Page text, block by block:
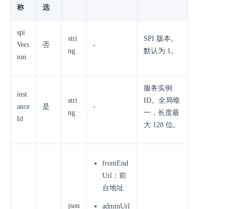
称
选
spi
Vers
ion
否
stri
ng
-
SPI 版本。
默认为 1。
inst
ance
Id
是
stri
ng
-
服务实例
ID。全局唯
一，长度最
大 128 位。
json
frontEnd
Url：前
台地址
adminUrl